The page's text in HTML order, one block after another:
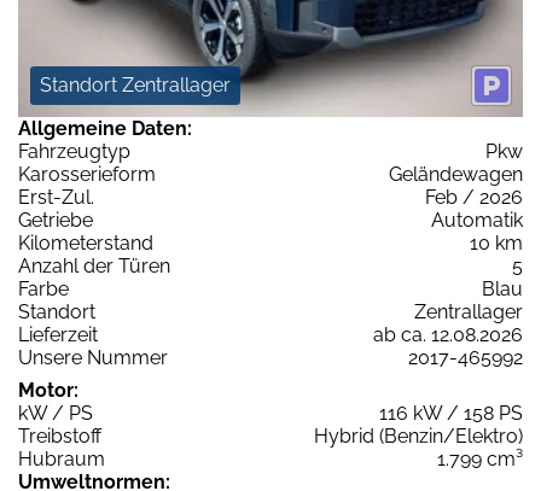
Standort Zentrallager
Allgemeine Daten:
Fahrzeugtyp
Pkw
Karosserieform
Geländewagen
Erst-Zul.
Feb / 2026
Getriebe
Automatik
Kilometerstand
10 km
Anzahl der Türen
5
Farbe
Blau
Standort
Zentrallager
Lieferzeit
ab ca. 12.08.2026
Unsere Nummer
2017-465992
Motor:
kW / PS
116 kW / 158 PS
Treibstoff
Hybrid (Benzin/Elektro)
Hubraum
1.799 cm³
Umweltnormen: